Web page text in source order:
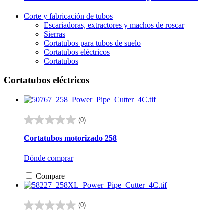
Corte y fabricación de tubos
Escariadoras, extractores y machos de roscar
Sierras
Cortatubos para tubos de suelo
Cortatubos eléctricos
Cortatubos
Cortatubos eléctricos
(0)
0.0
5
Cortatubos motorizado 258
Dónde comprar
Compare
(0)
0.0